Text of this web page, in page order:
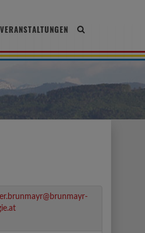
Site
toggle
VERANSTALTUNGEN